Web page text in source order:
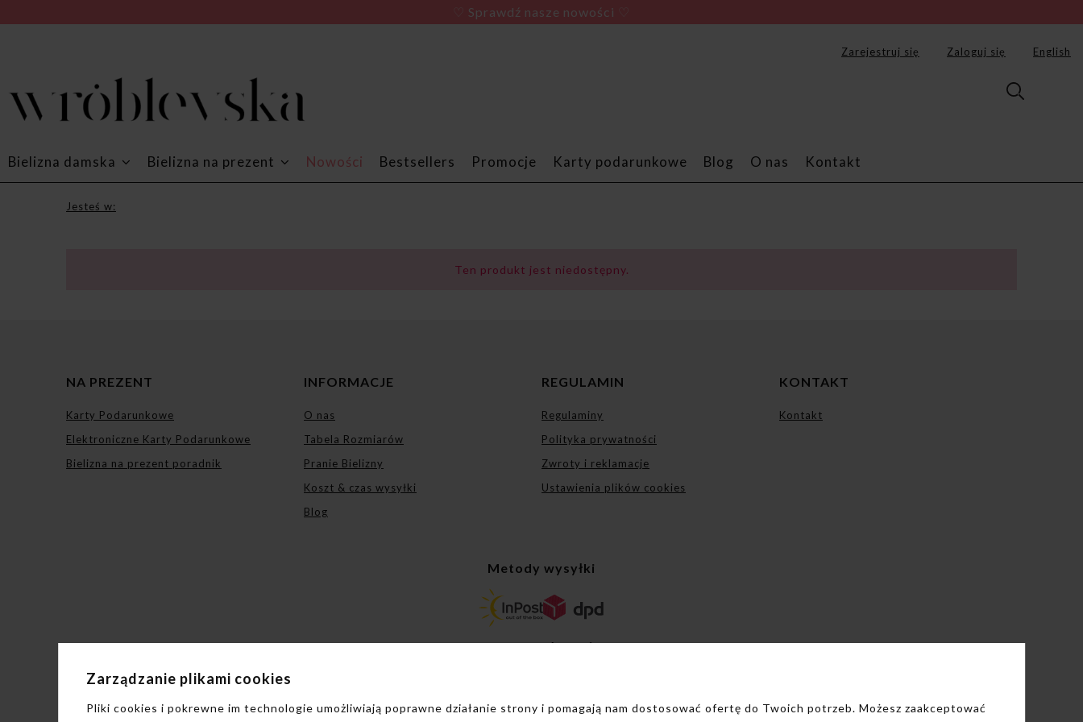
♡ Sprawdź nasze nowości ♡
Zarejestruj się Zaloguj się English
Bielizna damska Bielizna na prezent Nowości Bestsellers Promocje Karty podarunkowe Blog O nas Kontakt
Jesteś w:
Ten produkt jest niedostępny.
NA PREZENT
Karty Podarunkowe
Elektroniczne Karty Podarunkowe
Bielizna na prezent poradnik
INFORMACJE
O nas
Tabela Rozmiarów
Pranie Bielizny
Koszt & czas wysyłki
Blog
REGULAMIN
Regulaminy
Polityka prywatności
Zwroty i reklamacje
Ustawienia plików cookies
KONTAKT
Kontakt
Metody wysyłki
Sposoby płatności
Zarządzanie plikami cookies
Pliki cookies i pokrewne im technologie umożliwiają poprawne działanie strony i pomagają nam dostosować ofertę do Twoich potrzeb. Możesz zaakceptować